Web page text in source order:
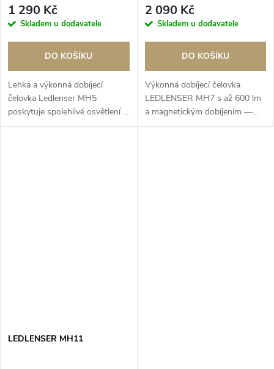
1 290 Kč
Skladem u dodavatele
DO KOŠÍKU
Lehká a výkonná dobíjecí
čelovka Ledlenser MH5
poskytuje spolehlivé osvětlení s
dlouhou výdrží — ideální pro
2 090 Kč
Skladem u dodavatele
DO KOŠÍKU
Výkonná dobíjecí čelovka
LEDLENSER MH7 s až 600 lm
a magnetickým dobíjením —
ideální pro outdoor, kempování
LEDLENSER MH11